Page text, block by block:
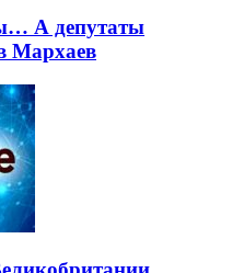
А депутаты
Мархаев